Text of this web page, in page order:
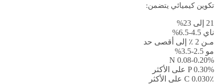
تكوين كيميائي يتضمن:
21 إلى 23%
ناي 4.5-6.5%
مـن 2 ٪ إلى أقصى حد
مو 2.5-3.5%
N 0.08-0.20%
P 0.30% على الأكثر
C 0.030٪ على الأكثر